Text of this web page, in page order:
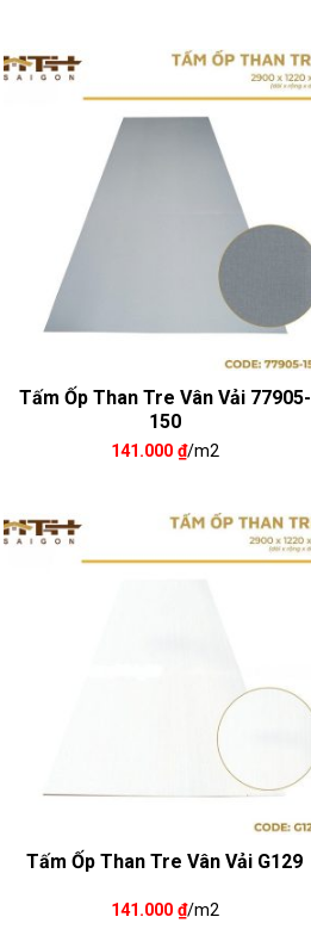
Tấm Ốp Than Tre Vân Vải 77905-
150
141.000 ₫/m2
Tấm Ốp Than Tre Vân Vải G129
141.000 ₫/m2